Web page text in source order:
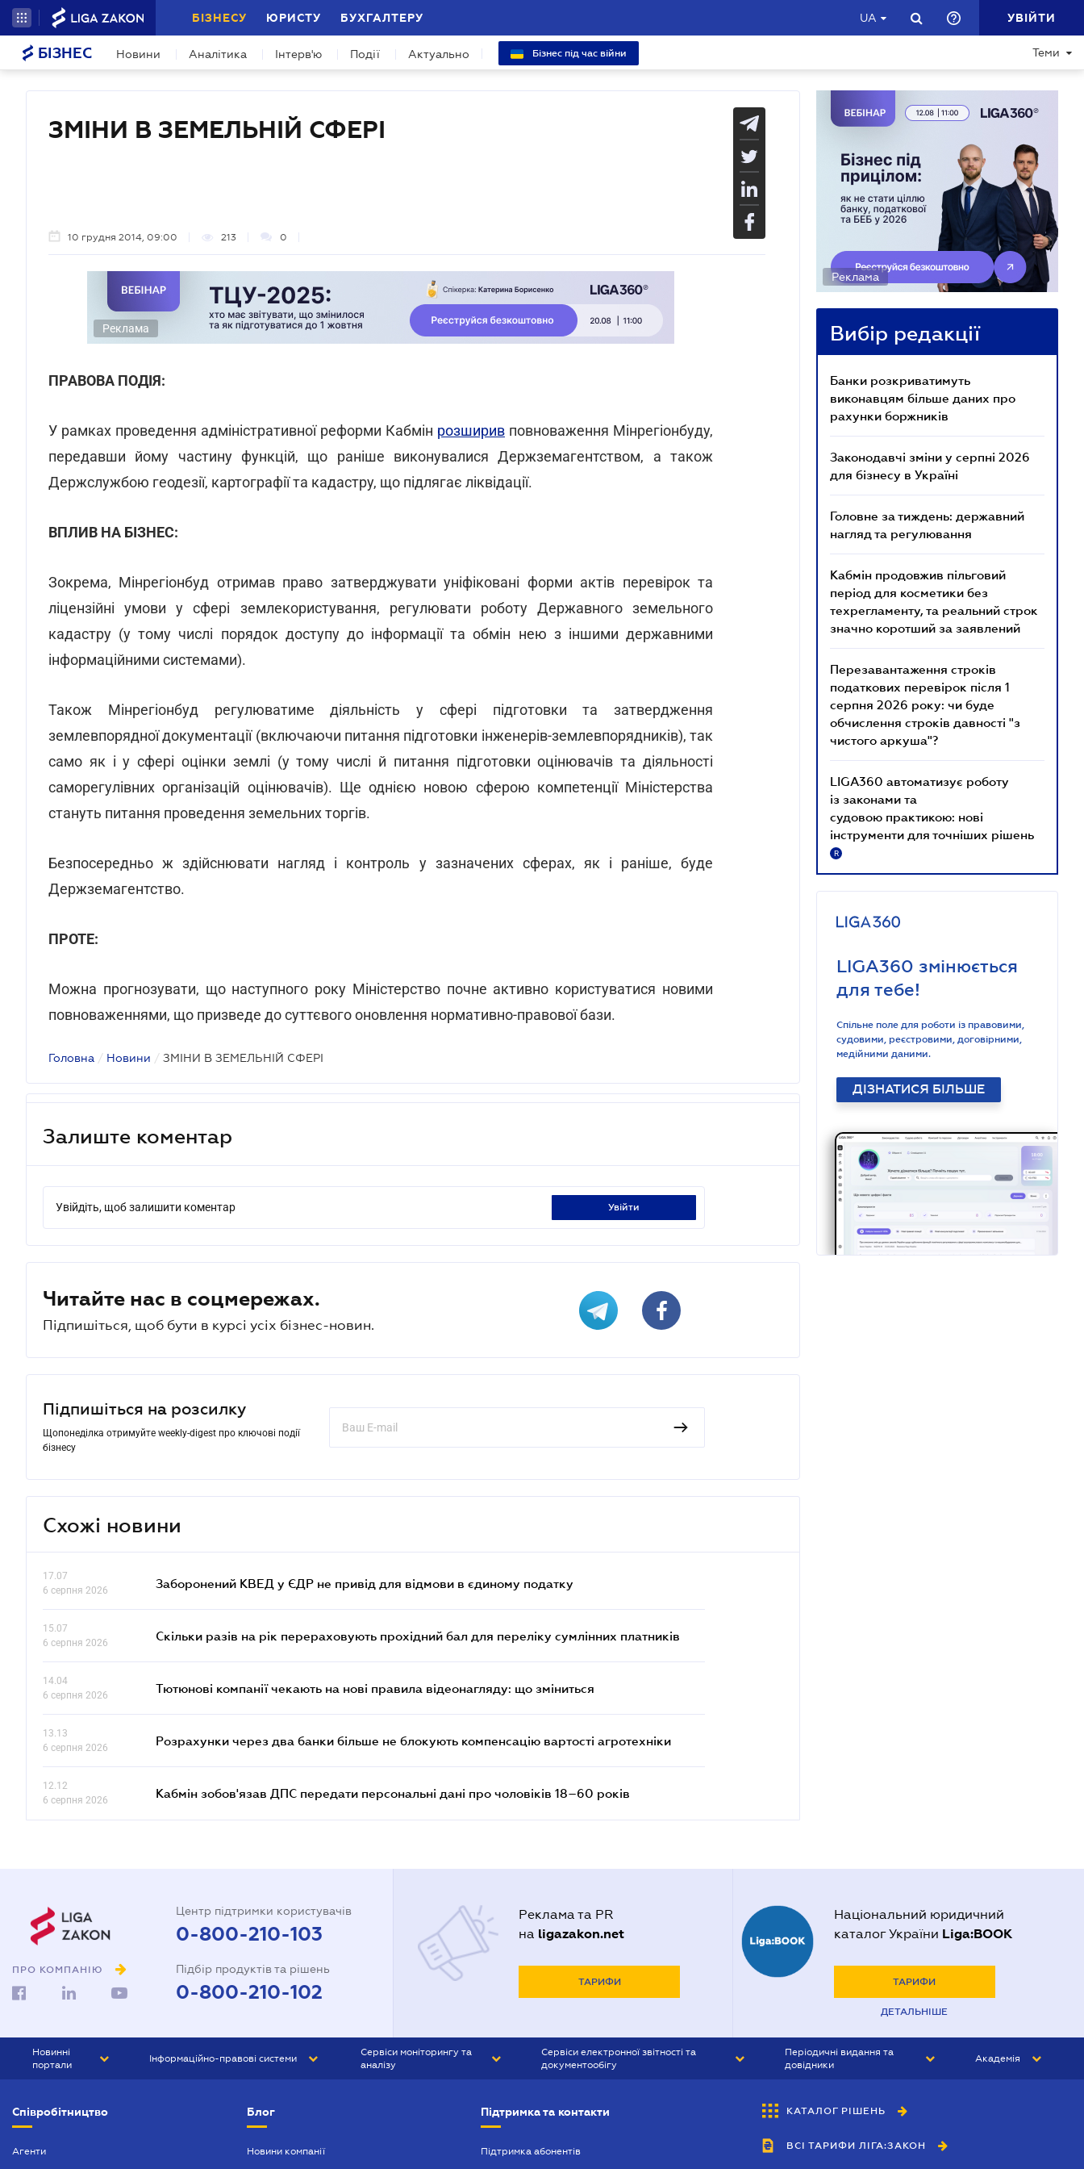
БІЗНЕСУ ЮРИСТУ БУХГАЛТЕРУ UA УВІЙТИ
БІЗНЕС Новини Аналітика Інтерв'ю Події Актуально Бізнес під час війни Теми
ЗМІНИ В ЗЕМЕЛЬНІЙ СФЕРІ
10 грудня 2014, 09:00 213 0
Реклама
ПРАВОВА ПОДІЯ:
У рамках проведення адміністративної реформи Кабмін розширив повноваження Мінрегіонбуду,
передавши йому частину функцій, що раніше виконувалися Держземагентством, а також
Держслужбою геодезії, картографії та кадастру, що підлягає ліквідації.
ВПЛИВ НА БІЗНЕС:
Зокрема, Мінрегіонбуд отримав право затверджувати уніфіковані форми актів перевірок та
ліцензійні умови у сфері землекористування, регулювати роботу Державного земельного
кадастру (у тому числі порядок доступу до інформації та обмін нею з іншими державними
інформаційними системами).
Також Мінрегіонбуд регулюватиме діяльність у сфері підготовки та затвердження
землевпорядної документації (включаючи питання підготовки інженерів-землевпорядників), так
само як і у сфері оцінки землі (у тому числі й питання підготовки оцінювачів та діяльності
саморегулівних організацій оцінювачів). Ще однією новою сферою компетенції Міністерства
стануть питання проведення земельних торгів.
Безпосередньо ж здійснювати нагляд і контроль у зазначених сферах, як і раніше, буде
Держземагентство.
ПРОТЕ:
Можна прогнозувати, що наступного року Міністерство почне активно користуватися новими
повноваженнями, що призведе до суттєвого оновлення нормативно-правової бази.
Головна / Новини / ЗМІНИ В ЗЕМЕЛЬНІЙ СФЕРІ
Залиште коментар
Увійдіть, щоб залишити коментар увійти
Читайте нас в соцмережах.
Підпишіться, щоб бути в курсі усіх бізнес-новин.
Підпишіться на розсилку
Щопонеділка отримуйте weekly-digest про ключові події
бізнесу
Схожі новини
17.07
6 серпня 2026
Заборонений КВЕД у ЄДР не привід для відмови в єдиному податку
15.07
6 серпня 2026
Скільки разів на рік перераховують прохідний бал для переліку сумлінних платників
14.04
6 серпня 2026
Тютюнові компанії чекають на нові правила відеонагляду: що зміниться
13.13
6 серпня 2026
Розрахунки через два банки більше не блокують компенсацію вартості агротехніки
12.12
6 серпня 2026
Кабмін зобов'язав ДПС передати персональні дані про чоловіків 18–60 років
Реклама
Вибір редакції
Банки розкриватимуть
виконавцям більше даних про
рахунки боржників
Законодавчі зміни у серпні 2026
для бізнесу в Україні
Головне за тиждень: державний
нагляд та регулювання
Кабмін продовжив пільговий
період для косметики без
техрегламенту, та реальний строк
значно коротший за заявлений
Перезавантаження строків
податкових перевірок після 1
серпня 2026 року: чи буде
обчислення строків давності "з
чистого аркуша"?
LIGA360 автоматизує роботу
із законами та
судовою практикою: нові
інструменти для точніших рішень
R
LIGA360 змінюється
для тебе!
Спільне поле для роботи із правовими,
судовими, реєстровими, договірними,
медійними даними.
ДІЗНАТИСЯ БІЛЬШЕ
ПРО КОМПАНІЮ
Центр підтримки користувачів
0-800-210-103
Підбір продуктів та рішень
0-800-210-102
Реклама та PR
на ligazakon.net
ТАРИФИ
Національний юридичний
каталог України Liga:BOOK
ТАРИФИ
ДЕТАЛЬНІШЕ
Новинні
портали
БІЗНЕС
Інформаційно-правові системи
Сервіси моніторингу та
аналізу
Сервіси електронної звітності та
документообігу
Періодичні видання та
довідники
БУХГАЛТЕР&ЗАКОН
ВІСНИК МСФЗ
Академія
Співробітництво
Агенти
Блог
Новини компанії
Підтримка та контакти
Підтримка абонентів
КАТАЛОГ РІШЕНЬ
ВСІ ТАРИФИ ЛІГА:ЗАКОН